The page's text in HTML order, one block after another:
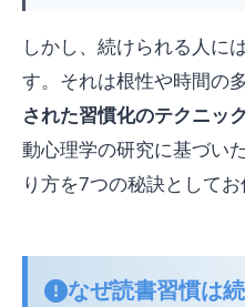
しかし、続けられる人に
す。それは根性や時間の
された習慣化のテクニック
動心理学の研究に基づい
り方を7つの秘訣としてお
なぜ読書習慣は